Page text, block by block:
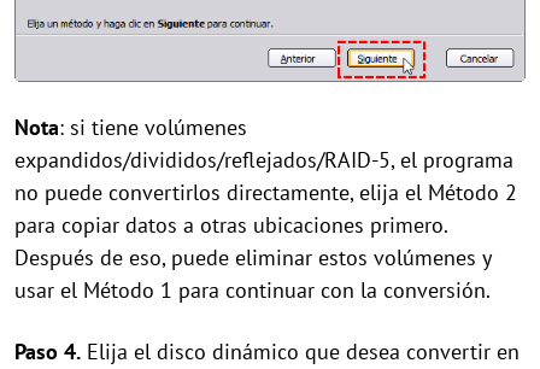
Nota: si tiene volúmenes
expandidos/divididos/reflejados/RAID-5, el programa
no puede convertirlos directamente, elija el Método 2
para copiar datos a otras ubicaciones primero.
Después de eso, puede eliminar estos volúmenes y
usar el Método 1 para continuar con la conversión.
Paso 4. Elija el disco dinámico que desea convertir en